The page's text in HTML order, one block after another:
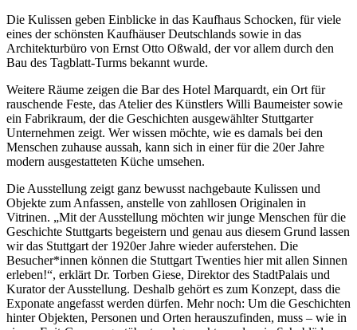
Die Kulissen geben Einblicke in das Kaufhaus Schocken, für viele
eines der schönsten Kaufhäuser Deutschlands sowie in das
Architekturbüro von Ernst Otto Oßwald, der vor allem durch den
Bau des Tagblatt-Turms bekannt wurde.
Weitere Räume zeigen die Bar des Hotel Marquardt, ein Ort für
rauschende Feste, das Atelier des Künstlers Willi Baumeister sowie
ein Fabrikraum, der die Geschichten ausgewählter Stuttgarter
Unternehmen zeigt. Wer wissen möchte, wie es damals bei den
Menschen zuhause aussah, kann sich in einer für die 20er Jahre
modern ausgestatteten Küche umsehen.
Die Ausstellung zeigt ganz bewusst nachgebaute Kulissen und
Objekte zum Anfassen, anstelle von zahllosen Originalen in
Vitrinen. „Mit der Ausstellung möchten wir junge Menschen für die
Geschichte Stuttgarts begeistern und genau aus diesem Grund lassen
wir das Stuttgart der 1920er Jahre wieder auferstehen. Die
Besucher*innen können die Stuttgart Twenties hier mit allen Sinnen
erleben!“, erklärt Dr. Torben Giese, Direktor des StadtPalais und
Kurator der Ausstellung. Deshalb gehört es zum Konzept, dass die
Exponate angefasst werden dürfen. Mehr noch: Um die Geschichten
hinter Objekten, Personen und Orten herauszufinden, muss – wie in